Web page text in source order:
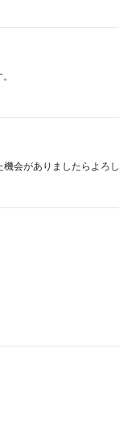
会がありましたらよろ